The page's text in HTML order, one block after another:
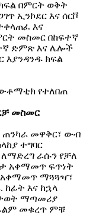
በምርት ወቅት
ኢንኮደር እና ሰርቮ
እና
መስመር በከፍተኛ
ድምጽ እና ሌሎች
እያንዳንዱ ክፍል
መስመር
ጠንካራ መዋቅር፣ ውብ
ተግባር
ራሱን የቻለ
አቀማመጥ ፍጥነት
አቀማመጥ ማጓጓዣ፣
እና ከኋላ
ማጣመሪያ
መቁረጥ ምቹ